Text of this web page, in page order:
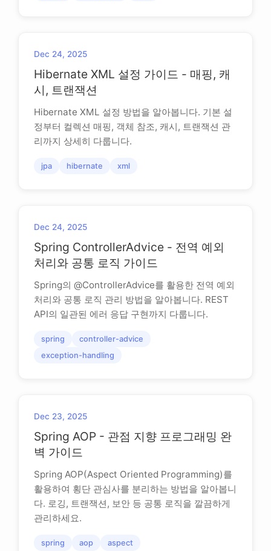
Dec 24, 2025
Hibernate XML 설정 가이드 - 매핑, 캐
시, 트랜잭션
Hibernate XML 설정 방법을 알아봅니다. 기본 설
정부터 컬렉션 매핑, 객체 참조, 캐시, 트랜잭션 관
리까지 상세히 다룹니다.
jpa hibernate xml
Dec 24, 2025
Spring ControllerAdvice - 전역 예외
처리와 공통 로직 가이드
Spring의 @ControllerAdvice를 활용한 전역 예외
처리와 공통 로직 관리 방법을 알아봅니다. REST
API의 일관된 에러 응답 구현까지 다룹니다.
spring
controller-advice
exception-handling
Dec 23, 2025
Spring AOP - 관점 지향 프로그래밍 완
벽 가이드
Spring AOP(Aspect Oriented Programming)를
활용하여 횡단 관심사를 분리하는 방법을 알아봅니
다. 로깅, 트랜잭션, 보안 등 공통 로직을 깔끔하게
관리하세요.
spring aop aspect